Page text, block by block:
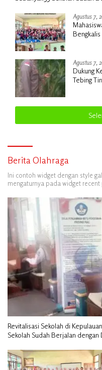
Agustus 7,
Agustus 7,
Dukung
Tebing
Berita Olahraga
Ini contoh widget dengan style
mengaturnya pada widget
Revitalisasi Sekolah di
Sekolah Sudah Berjalan dengan